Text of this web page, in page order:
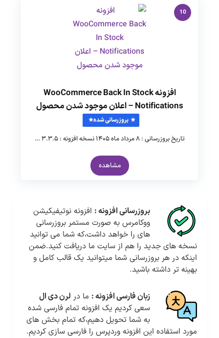
10
افزونه WooCommerce Back In Stock
Notifications – اعلان موجود شدن محصول
بروزرسانی شده
تاریخ بروزرسانی : ۸ مرداد ماه ۱۴۰۵ نسخه افزونه : ۳.۳.۵ …
مشاهده
بروزرسانی افزونه : افزونه نوتیفیکیشن
ووکامرس به صورت مستمر بروزرسانی
های را خواهد داشت،که شما می توانید
نسخه های جدید را هم از سایت ما دریافت کنید.ضمن
اینکه در هر بروزرسانی شما میتوانید یک قالب کامل و
بهینه تر داشته باشید.
زبان فارسی افزونه : ما در لرن دی ال
سعی کردیم یک افزونه تمام فارسی شده
به شما تحویل دهیم،که تمام بخش های
مورد استفاده این افزونه وردپرس را فارسی سازی کردیم.